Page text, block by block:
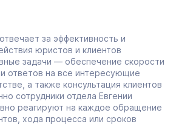
за эффективность и
юристов и клиентов
задачи — обеспечение скорости
ответов на все интересующие
а также консультация клиентов
сотрудники отдела Евгении
реагируют на каждое обращение
хода процесса или сроков